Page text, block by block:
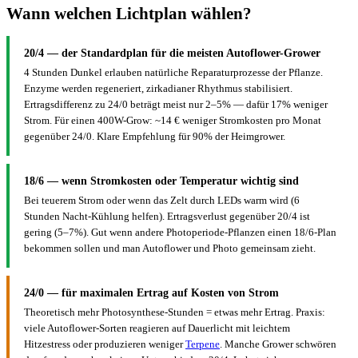
Wann welchen Lichtplan wählen?
20/4 — der Standardplan für die meisten Autoflower-Grower
4 Stunden Dunkel erlauben natürliche Reparaturprozesse der Pflanze.
Enzyme werden regeneriert, zirkadianer Rhythmus stabilisiert.
Ertragsdifferenz zu 24/0 beträgt meist nur 2–5% — dafür 17% weniger
Strom. Für einen 400W-Grow: ~14 € weniger Stromkosten pro Monat
gegenüber 24/0. Klare Empfehlung für 90% der Heimgrower.
18/6 — wenn Stromkosten oder Temperatur wichtig sind
Bei teuerem Strom oder wenn das Zelt durch LEDs warm wird (6
Stunden Nacht-Kühlung helfen). Ertragsverlust gegenüber 20/4 ist
gering (5–7%). Gut wenn andere Photoperiode-Pflanzen einen 18/6-Plan
bekommen sollen und man Autoflower und Photo gemeinsam zieht.
24/0 — für maximalen Ertrag auf Kosten von Strom
Theoretisch mehr Photosynthese-Stunden = etwas mehr Ertrag. Praxis:
viele Autoflower-Sorten reagieren auf Dauerlicht mit leichtem
Hitzestress oder produzieren wenigerTerpene. Manche Grower schwören